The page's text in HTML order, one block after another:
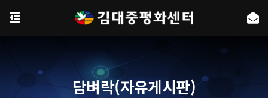
담벼락(자유게시판)